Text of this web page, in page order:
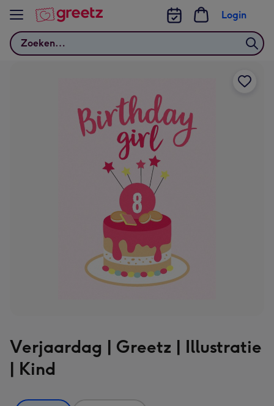
Bekijk meer
Zoeken
Login
Verjaardag | Greetz | Illustratie
| Kind